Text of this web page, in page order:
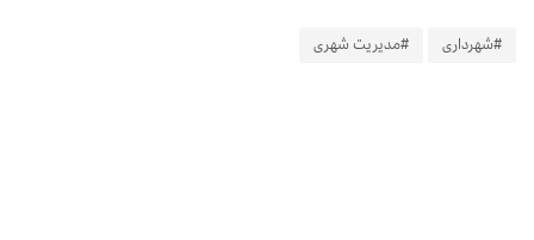
#شهرداری #مدیریت شهری